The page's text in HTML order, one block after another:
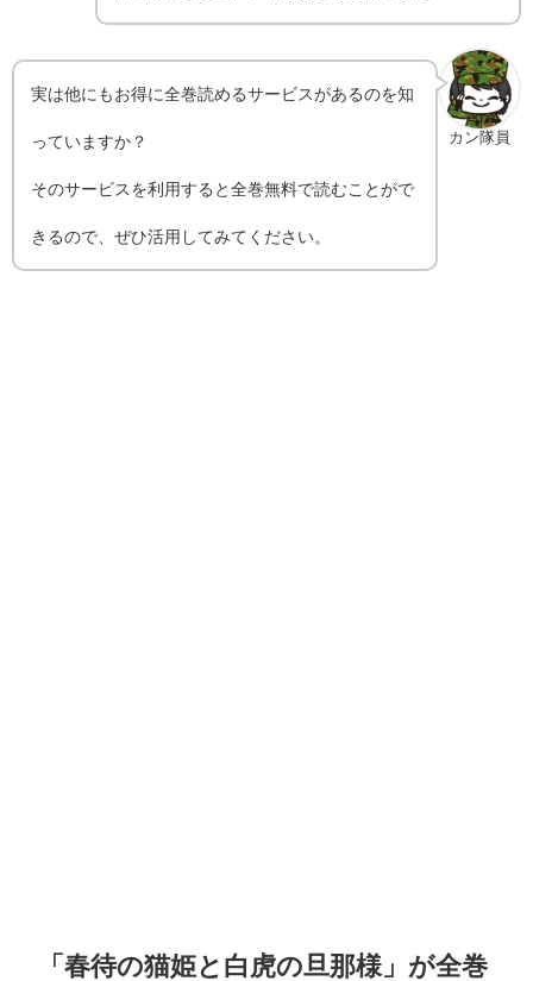
カン隊員
実は他にもお得に全巻読めるサービスがあるのを知
っていますか？
そのサービスを利用すると全巻無料で読むことがで
きるので、ぜひ活用してみてください。
「春待の猫姫と白虎の旦那様」が全巻